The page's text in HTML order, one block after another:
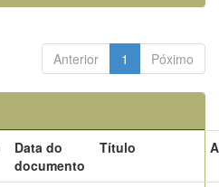
Anterior 1 Póximo
Data do
documento
Título